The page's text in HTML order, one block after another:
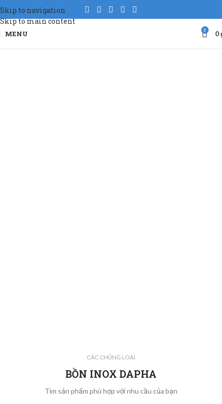
Skip to navigation
Skip to main content
MENU 0 0
CÁC CHỦNG LOẠI
BỒN INOX DAPHA
Tìm sản phẩm phù hợp với nhu cầu của bạn